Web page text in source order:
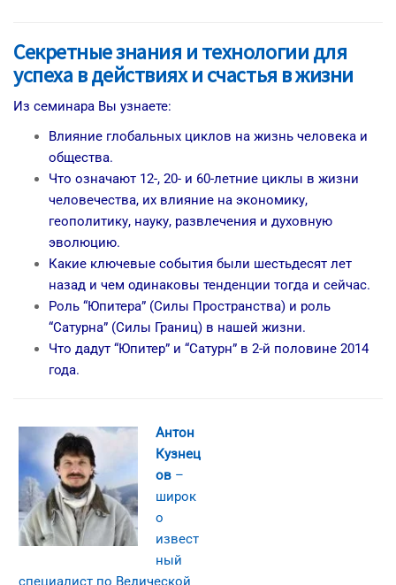
Секретные знания и технологии для
успеха в действиях и счастья в жизни
Из семинара Вы узнаете:
Влияние глобальных циклов на жизнь человека и
общества.
Что означают 12-, 20- и 60-летние циклы в жизни
человечества, их влияние на экономику,
геополитику, науку, развлечения и духовную
эволюцию.
Какие ключевые события были шестьдесят лет
назад и чем одинаковы тенденции тогда и сейчас.
Роль “Юпитера” (Силы Пространства) и роль
“Сатурна” (Силы Границ) в нашей жизни.
Что дадут “Юпитер” и “Сатурн” в 2-й половине 2014
года.
Антон
Кузнец
ов –
широк
о
извест
ный
специалист по Ведической